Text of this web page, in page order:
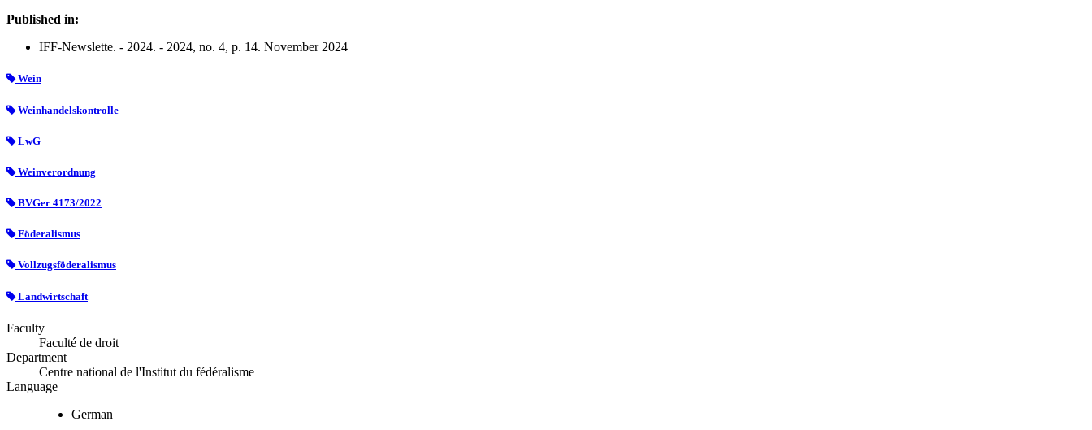
Published in:
IFF-Newslette. - 2024. - 2024, no. 4, p. 14. November 2024
Wein
Weinhandelskontrolle
LwG
Weinverordnung
BVGer 4173/2022
Föderalismus
Vollzugsföderalismus
Landwirtschaft
Faculty
Faculté de droit
Department
Centre national de l'Institut du fédéralisme
Language
German